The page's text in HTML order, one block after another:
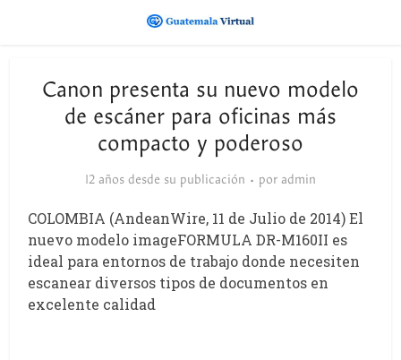
Canon presenta su nuevo modelo
de escáner para oficinas más
compacto y poderoso
12 años desde su publicación por admin
COLOMBIA (AndeanWire, 11 de Julio de 2014) El
nuevo modelo imageFORMULA DR-M160II es
ideal para entornos de trabajo donde necesiten
escanear diversos tipos de documentos en
excelente calidad